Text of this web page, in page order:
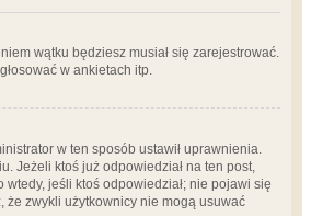
wątku będziesz musiał się zarejestrować.
w ankietach itp.
w ten sposób ustawił uprawnienia.
Jeżeli ktoś już odpowiedział na ten post,
jeśli ktoś odpowiedział; nie pojawi się
że zwykli użytkownicy nie mogą usuwać